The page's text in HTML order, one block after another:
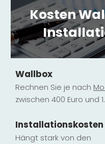
Kosten
Wallbox
Rechnen Sie je nach
zwischen 400 Euro und
Installationskosten
Hängt stark von den